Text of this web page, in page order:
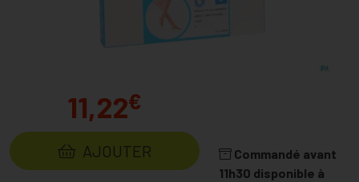
11,22€
AJOUTER
Commandé avant
11h30 disponible à